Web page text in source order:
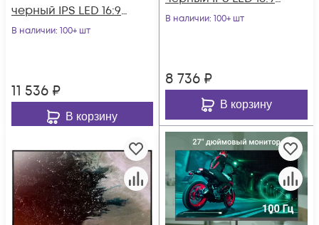
черный IPS LED 16:9
HDMI матовая HAS
В наличии: 100+ шт
11 536 ₽
В корзину
HDMI матовая
В наличии: 100+ шт
8 736 ₽
В корзину